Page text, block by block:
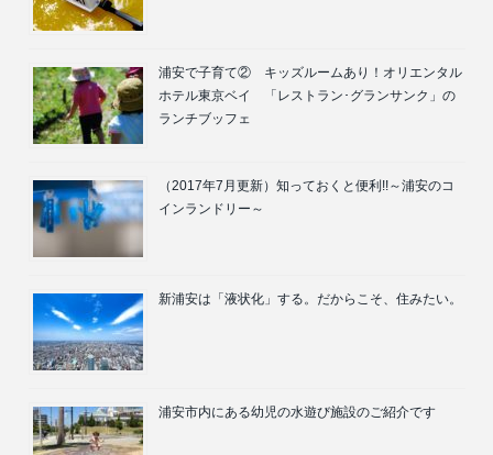
浦安で子育て② キッズルームあり！オリエンタル
ホテル東京ベイ 「レストラン･グランサンク」の
ランチブッフェ
（2017年7月更新）知っておくと便利!!～浦安のコ
インランドリー～
新浦安は「液状化」する。だからこそ、住みたい。
浦安市内にある幼児の水遊び施設のご紹介です